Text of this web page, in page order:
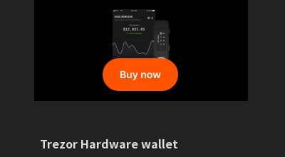
Trezor Hardware wallet